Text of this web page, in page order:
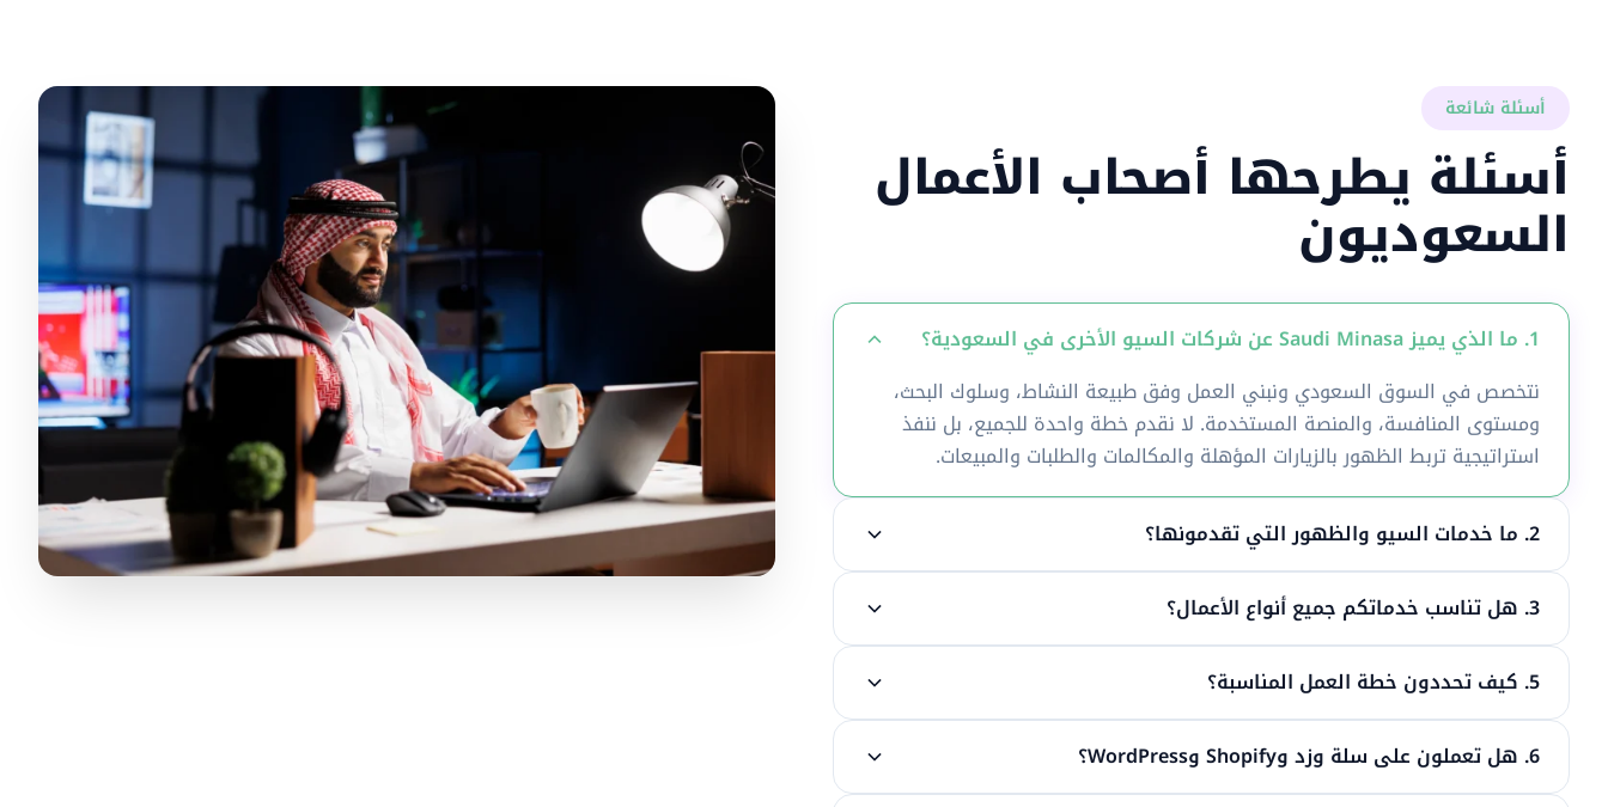
أسئلة شائعة
أسئلة يطرحها أصحاب الأعمال
السعوديون
1. ما الذي يميز Saudi Minasa عن شركات السيو الأخرى في السعودية؟
نتخصص في السوق السعودي ونبني العمل وفق طبيعة النشاط، وسلوك البحث،
ومستوى المنافسة، والمنصة المستخدمة. لا نقدم خطة واحدة للجميع، بل ننفذ
استراتيجية تربط الظهور بالزيارات المؤهلة والمكالمات والطلبات والمبيعات.
2. ما خدمات السيو والظهور التي تقدمونها؟
3. هل تناسب خدماتكم جميع أنواع الأعمال؟
5. كيف تحددون خطة العمل المناسبة؟
6. هل تعملون على سلة وزد وShopify وWordPress؟